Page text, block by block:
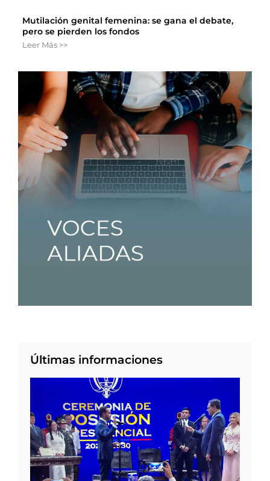
Mutilación genital femenina: se gana el debate,
pero se pierden los fondos
Leer Más >>
Últimas informaciones